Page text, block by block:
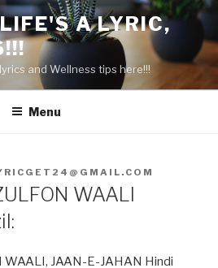
A LYRIC,
and Wellness tips here!!!
Menu
WAALI
WAALI, JAAN-E-JAHAN Hindi